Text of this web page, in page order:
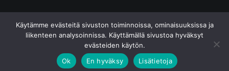
Käytämme evästeitä sivuston toiminnoissa, ominaisuuksissa ja
liikenteen analysoinnissa. Käyttämällä sivustoa hyväksyt
evästeiden käytön.
Ok
En hyväksy Lisätietoja